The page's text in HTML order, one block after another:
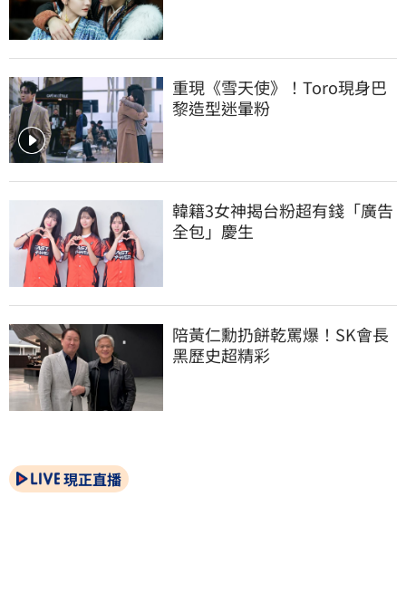
重現《雪天使》！Toro現身巴
黎造型迷暈粉
韓籍3女神揭台粉超有錢「廣告
全包」慶生
陪黃仁勳扔餅乾罵爆！SK會長
黑歷史超精彩
現正直播